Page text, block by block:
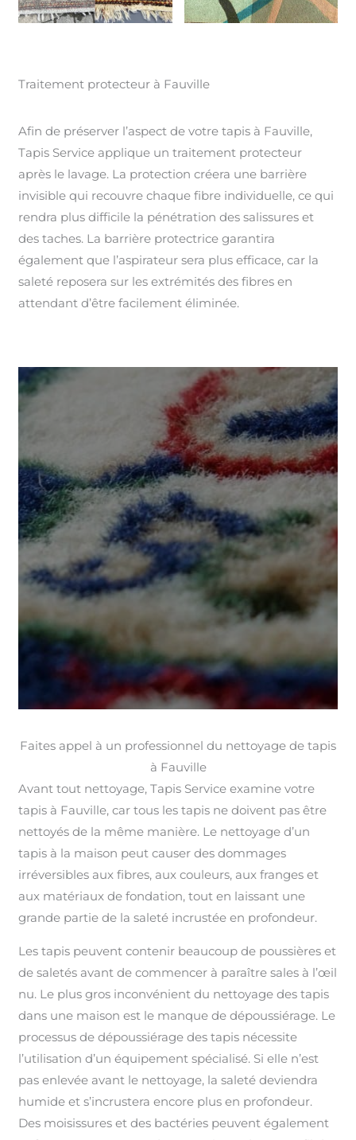
Traitement protecteur à Fauville
Afin de préserver l’aspect de votre tapis à Fauville,
Tapis Service applique un traitement protecteur
après le lavage. La protection créera une barrière
invisible qui recouvre chaque fibre individuelle, ce qui
rendra plus difficile la pénétration des salissures et
des taches. La barrière protectrice garantira
également que l’aspirateur sera plus efficace, car la
saleté reposera sur les extrémités des fibres en
attendant d’être facilement éliminée.
Faites appel à un professionnel du nettoyage de tapis
à Fauville
Avant tout nettoyage, Tapis Service examine votre
tapis à Fauville, car tous les tapis ne doivent pas être
nettoyés de la même manière. Le nettoyage d’un
tapis à la maison peut causer des dommages
irréversibles aux fibres, aux couleurs, aux franges et
aux matériaux de fondation, tout en laissant une
grande partie de la saleté incrustée en profondeur.
Les tapis peuvent contenir beaucoup de poussières et
de saletés avant de commencer à paraître sales à l’œil
nu. Le plus gros inconvénient du nettoyage des tapis
dans une maison est le manque de dépoussiérage. Le
processus de dépoussiérage des tapis nécessite
l’utilisation d’un équipement spécialisé. Si elle n’est
pas enlevée avant le nettoyage, la saleté deviendra
humide et s’incrustera encore plus en profondeur.
Des moisissures et des bactéries peuvent également